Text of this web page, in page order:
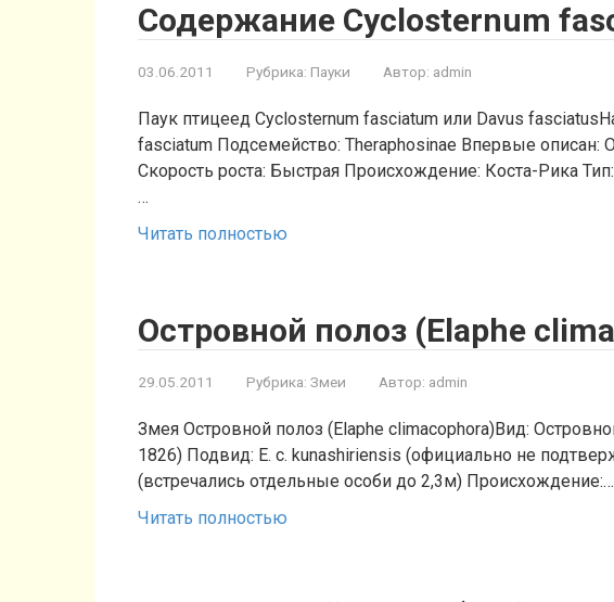
Содержание Cyclosternum
03.06.2011 Рубрика: Пауки Автор: admin
Паук птицеед Cyclosternum fasciatum или Davus
fasciatum Подсемейство: Theraphosinae Впервые описан:
Скорость роста: Быстрая Происхождение: Коста-Рика
…
Читать полностью
Островной полоз (Elaphe
29.05.2011 Рубрика: Змеи Автор: admin
Змея Островной полоз (Elaphe climacophora)Вид:
1826) Подвид: E. c. kunashiriensis (официально не
(встречались отдельные особи до 2,3м) Происхождение:…
Читать полностью